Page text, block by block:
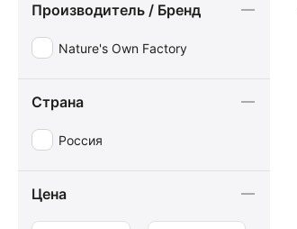
Производитель / Бренд
Nature's Own Factory
Страна
Россия
Цена